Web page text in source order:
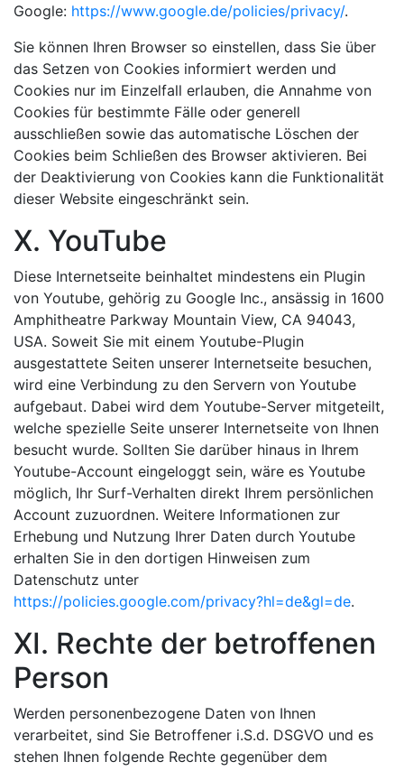
Google: https://www.google.de/policies/privacy/.
Sie können Ihren Browser so einstellen, dass Sie über
das Setzen von Cookies informiert werden und
Cookies nur im Einzelfall erlauben, die Annahme von
Cookies für bestimmte Fälle oder generell
ausschließen sowie das automatische Löschen der
Cookies beim Schließen des Browser aktivieren. Bei
der Deaktivierung von Cookies kann die Funktionalität
dieser Website eingeschränkt sein.
X. YouTube
Diese Internetseite beinhaltet mindestens ein Plugin
von Youtube, gehörig zu Google Inc., ansässig in 1600
Amphitheatre Parkway Mountain View, CA 94043,
USA. Soweit Sie mit einem Youtube-Plugin
ausgestattete Seiten unserer Internetseite besuchen,
wird eine Verbindung zu den Servern von Youtube
aufgebaut. Dabei wird dem Youtube-Server mitgeteilt,
welche spezielle Seite unserer Internetseite von Ihnen
besucht wurde. Sollten Sie darüber hinaus in Ihrem
Youtube-Account eingeloggt sein, wäre es Youtube
möglich, Ihr Surf-Verhalten direkt Ihrem persönlichen
Account zuzuordnen. Weitere Informationen zur
Erhebung und Nutzung Ihrer Daten durch Youtube
erhalten Sie in den dortigen Hinweisen zum
Datenschutz unter
https://policies.google.com/privacy?hl=de&gl=de.
XI. Rechte der betroffenen
Person
Werden personenbezogene Daten von Ihnen
verarbeitet, sind Sie Betroffener i.S.d. DSGVO und es
stehen Ihnen folgende Rechte gegenüber dem